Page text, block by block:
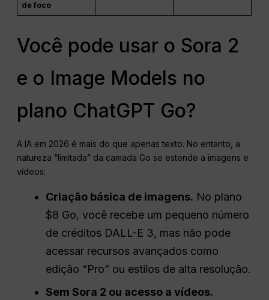
de foco
Você pode usar o Sora 2
e o Image Models no
plano ChatGPT Go?
A IA em 2026 é mais do que apenas texto. No entanto, a
natureza “limitada” da camada Go se estende a imagens e
vídeos:
Criação básica de imagens. No plano
$8 Go, você recebe um pequeno número
de créditos DALL-E 3, mas não pode
acessar recursos avançados como
edição “Pro” ou estilos de alta resolução.
Sem Sora 2 ou acesso a vídeos.